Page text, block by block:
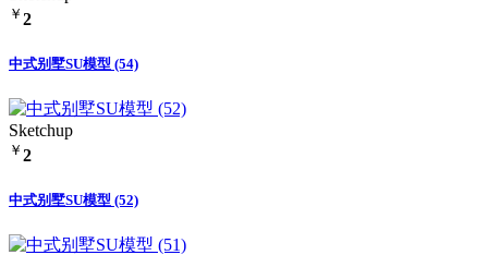
￥ 2
中式别墅SU模型 (54)
Sketchup
￥ 2
中式别墅SU模型 (52)